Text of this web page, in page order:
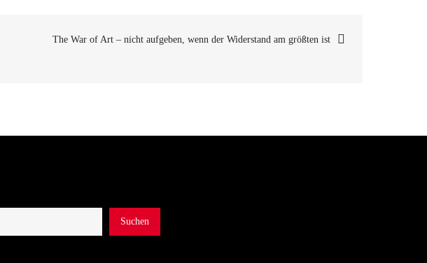
The War of Art – nicht aufgeben, wenn der Widerstand am größten ist
Suchen